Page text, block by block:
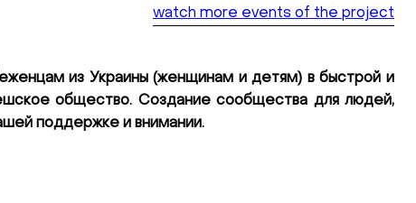
watch more events of the project
из Украины (женщинам и детям) в быстрой и
общество. Создание сообщества для людей,
поддержке и внимании.